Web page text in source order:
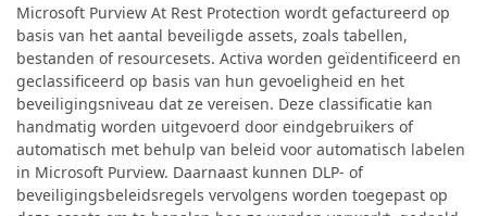
Microsoft Purview At Rest Protection wordt gefactureerd op
basis van het aantal beveiligde assets, zoals tabellen,
bestanden of resourcesets. Activa worden geïdentificeerd en
geclassificeerd op basis van hun gevoeligheid en het
beveiligingsniveau dat ze vereisen. Deze classificatie kan
handmatig worden uitgevoerd door eindgebruikers of
automatisch met behulp van beleid voor automatisch labelen
in Microsoft Purview. Daarnaast kunnen DLP- of
beveiligingsbeleidsregels vervolgens worden toegepast op